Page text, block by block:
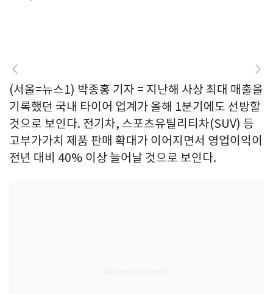
(서울=뉴스1) 박종홍 기자 = 지난해 사상 최대 매출을
기록했던 국내 타이어 업계가 올해 1분기에도 선방할
것으로 보인다. 전기차, 스포츠유틸리티차(SUV) 등
고부가가치 제품 판매 확대가 이어지면서 영업이익이
전년 대비 40% 이상 늘어날 것으로 보인다.